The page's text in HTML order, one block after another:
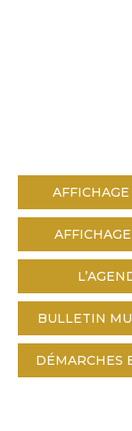
BULLETIN
DÉMARCHES